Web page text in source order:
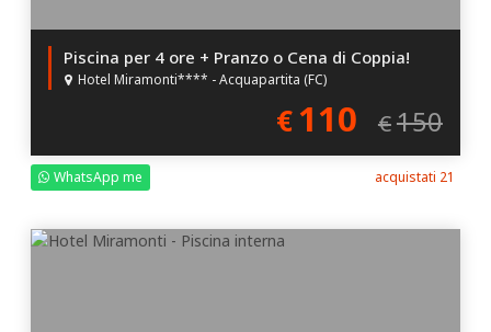
Piscina per 4 ore + Pranzo o Cena di Coppia!
Hotel Miramonti**** - Acquapartita (FC)
€110 €150
WhatsApp me acquistati 21